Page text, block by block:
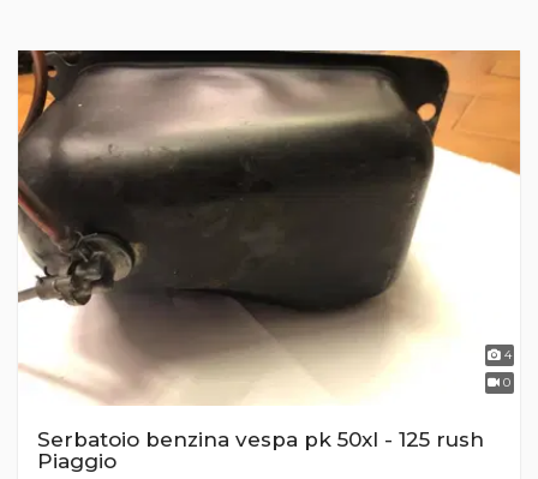
4
0
Serbatoio benzina vespa pk 50xl - 125 rush
Piaggio